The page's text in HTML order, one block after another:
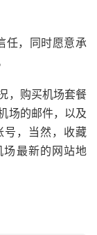
任，同时愿意承
，购买机场套餐
场的邮件，以及
，当然，收藏
场最新的网站地